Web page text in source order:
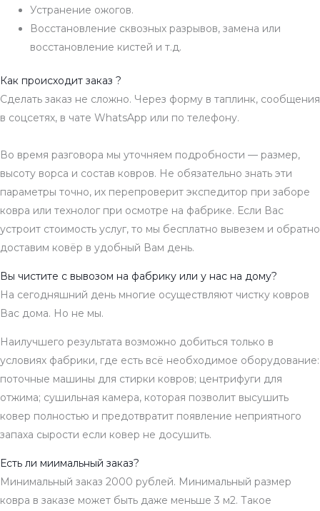
Устранение ожогов.
Восстановление сквозных разрывов, замена или
восстановление кистей и т.д.
Как происходит заказ ?
Сделать заказ не сложно. Через форму в таплинк, сообщения
в соцсетях, в чате WhatsApp или по телефону.
Во время разговора мы уточняем подробности — размер,
высоту ворса и состав ковров. Не обязательно знать эти
параметры точно, их перепроверит экспедитор при заборе
ковра или технолог при осмотре на фабрике. Если Вас
устроит стоимость услуг, то мы бесплатно вывезем и обратно
доставим ковёр в удобный Вам день.
Вы чистите с вывозом на фабрику или у нас на дому?
На сегодняшний день многие осуществляют чистку ковров
Вас дома. Но не мы.
Наилучшего результата возможно добиться только в
условиях фабрики, где есть всё необходимое оборудование:
поточные машины для стирки ковров; центрифуги для
отжима; сушильная камера, которая позволит высушить
ковер полностью и предотвратит появление неприятного
запаха сырости если ковер не досушить.
Есть ли миимальный заказ?
Минимальный заказ 2000 рублей. Минимальный размер
ковра в заказе может быть даже меньше 3 м2. Такое